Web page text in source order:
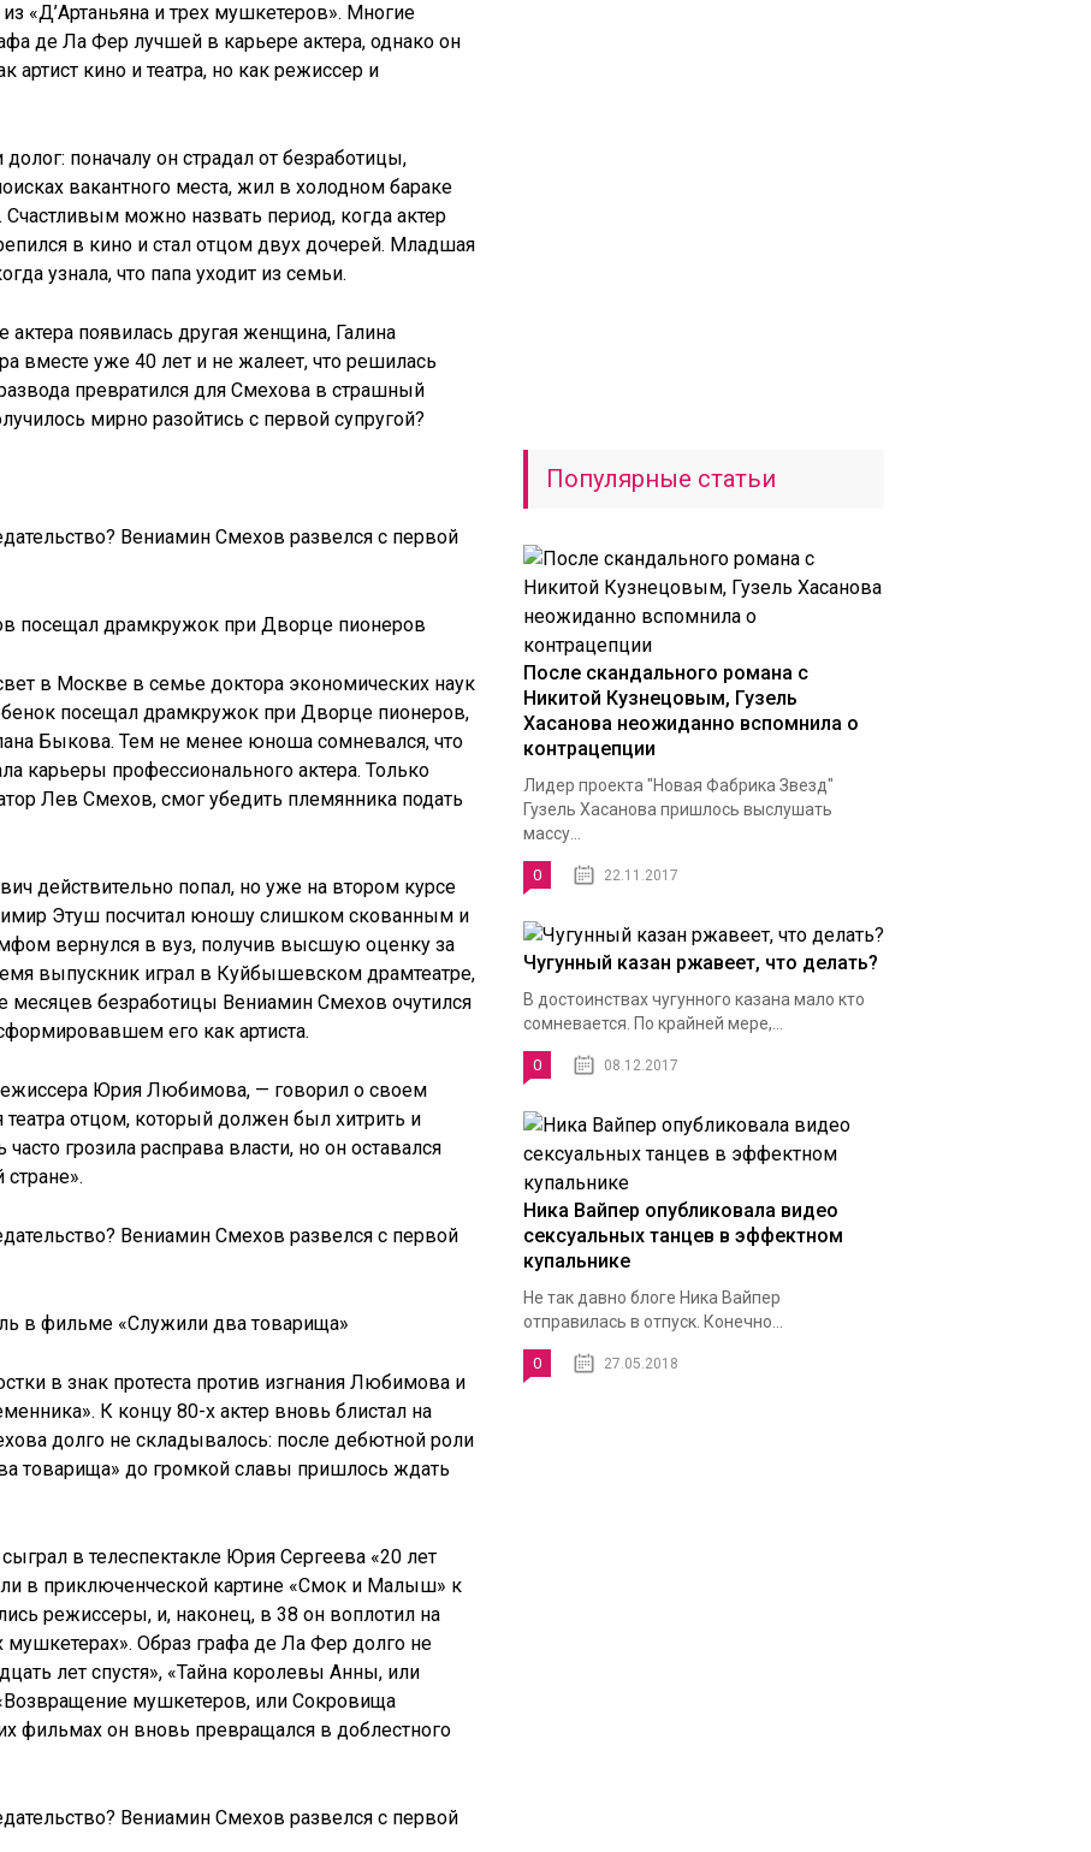
«Д’Артаньяна и трех мушкетеров». Многие
де Ла Фер лучшей в карьере актера, однако он
артист кино и театра, но как режиссер и
поначалу он страдал от безработицы,
вакантного места, жил в холодном бараке
можно назвать период, когда актер
в кино и стал отцом двух дочерей. Младшая
узнала, что папа уходит из семьи.
актера появилась другая женщина, Галина
вместе уже 40 лет и не жалеет, что решилась
превратился для Смехова в страшный
мирно разойтись с первой супругой?
посещал драмкружок при Дворце пионеров
в Москве в семье доктора экономических наук
посещал драмкружок при Дворце пионеров,
Быкова. Тем не менее юноша сомневался, что
карьеры профессионального актера. Только
Лев Смехов, смог убедить племянника подать
действительно попал, но уже на втором курсе
Этуш посчитал юношу слишком скованным и
вернулся в вуз, получив высшую оценку за
выпускник играл в Куйбышевском драмтеатре,
месяцев безработицы Вениамин Смехов очутился
его как артиста.
Юрия Любимова, — говорил о своем
отцом, который должен был хитрить и
грозила расправа власти, но он оставался
в фильме «Служили два товарища»
в знак протеста против изгнания Любимова и
К концу 80-х актер вновь блистал на
долго не складывалось: после дебютной роли
товарища» до громкой славы пришлось ждать
в телеспектакле Юрия Сергеева «20 лет
в приключенческой картине «Смок и Малыш» к
режиссеры, и, наконец, в 38 он воплотил на
мушкетерах». Образ графа де Ла Фер долго не
лет спустя», «Тайна королевы Анны, или
мушкетеров, или Сокровища
фильмах он вновь превращался в доблестного
Популярные статьи
После скандального романа с
Никитой Кузнецовым, Гузель
Хасанова неожиданно вспомнила о
контрацепции
Лидер проекта "Новая Фабрика Звезд"
Гузель Хасанова пришлось выслушать
массу...
0 22.11.2017
Чугунный казан ржавеет, что делать?
В достоинствах чугунного казана мало кто
сомневается. По крайней мере,...
0 08.12.2017
Ника Вайпер опубликовала видео
сексуальных танцев в эффектном
купальнике
Не так давно блоге Ника Вайпер
отправилась в отпуск. Конечно...
0 27.05.2018